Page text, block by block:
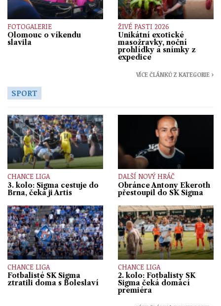
FOTOGALERIE
Olomouc o víkendu
slavila
ŽIVÉ PASTI 2026
Unikátní exotické
masožravky, noční
prohlídky a snímky z
expedice
VÍCE ČLÁNKŮ Z KATEGORIE ›
SPORT
CHANCE LIGA
3. kolo: Sigma cestuje do
Brna, čeká ji Artis
DALŠÍ NOVÝ HRÁČ
Obránce Antony Ekeroth
přestoupil do SK Sigma
CHANCE LIGA
Fotbalisté SK Sigma
ztratili doma s Boleslaví
CHANCE LIGA
2. kolo: Fotbalisty SK
Sigma čeká domácí
premiéra